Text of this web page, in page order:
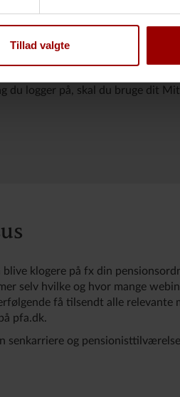
Tillad valgte
du bl.a. kan følge din opsparing
Anbefalingerne
anbefalinger, samt hvor
du logger på, skal du bruge dit
klogere på fx din
selv hvilke og hvor mange
få tilsendt alle relevante
pfa.dk.
senkarriere og